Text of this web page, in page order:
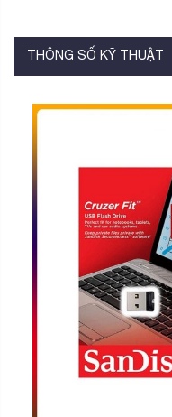
THÔNG SỐ KỸ THUẬT